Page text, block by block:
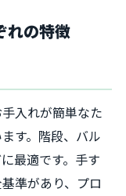
れの特徴
入れが簡単なた
す。階段、バル
最適です。手す
準があり、プロ